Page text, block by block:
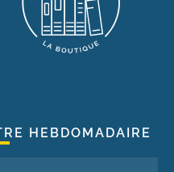
HEBDOMADAIRE